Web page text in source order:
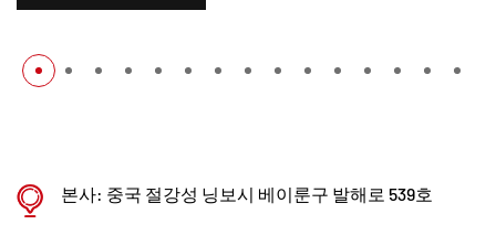
본사: 중국 절강성 닝보시 베이룬구 발해로 539호